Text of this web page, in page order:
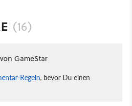
(16)
GameStar
Regeln, bevor Du einen